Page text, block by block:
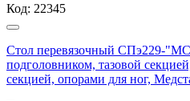
Код: 22345
Стол перевязочный СПэ229-
подголовником, тазовой
секцией, опорами для ног,